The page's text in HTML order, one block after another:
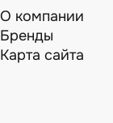
О компании
Бренды
Карта сайта